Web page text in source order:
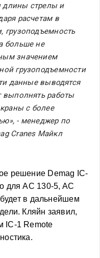
стрелы и
расчетам в
грузоподъемность
больше не
значением
грузоподъемности
данные выводятся
выполнять работы
с более
- менеджер по
Cranes Майкл
решение Demag IC-
для AC 130-5, AC
в дальнейшем
Кляйн заявил,
IC-1 Remote